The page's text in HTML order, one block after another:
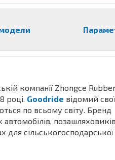
компанії Zhongce
році. Goodride відомий
по всьому світу. Бренд
для сільськогосподарської